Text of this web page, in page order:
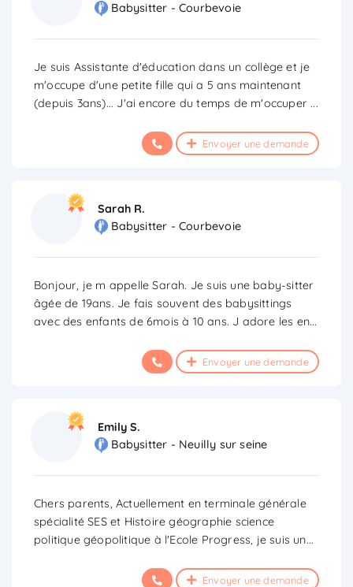
Babysitter - Courbevoie
Je suis Assistante d'éducation dans un collège et je
m'occupe d'une petite fille qui a 5 ans maintenant
(depuis 3ans)... J'ai encore du temps de m'occuper...
Envoyer une demande
Sarah R.
Babysitter - Courbevoie
Bonjour, je m appelle Sarah. Je suis une baby-sitter
âgée de 19ans. Je fais souvent des babysittings
avec des enfants de 6mois à 10 ans. J adore les en...
Envoyer une demande
Emily S.
Babysitter - Neuilly sur seine
Chers parents, Actuellement en terminale générale
spécialité SES et Histoire géographie science
politique géopolitique à l'Ecole Progress, je suis un...
Envoyer une demande